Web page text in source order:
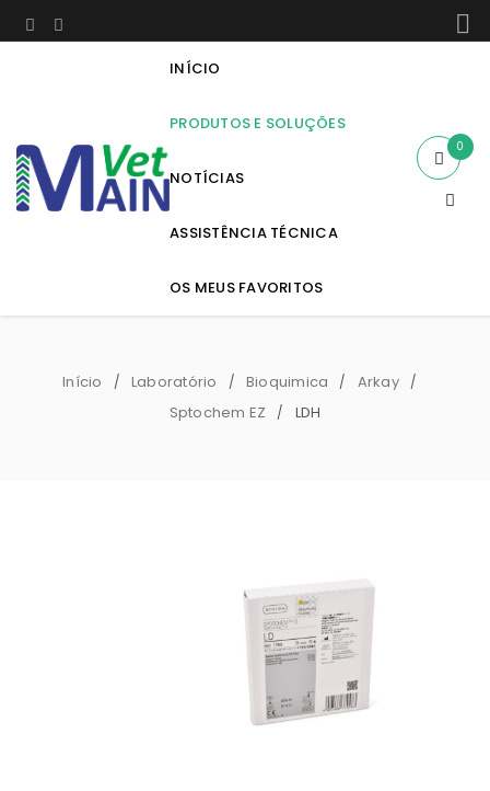
INÍCIO
PRODUTOS E SOLUÇÕES
NOTÍCIAS
ASSISTÊNCIA TÉCNICA
OS MEUS FAVORITOS
0
Início / Laboratório / Bioquimica / Arkay /
Sptochem EZ / LDH